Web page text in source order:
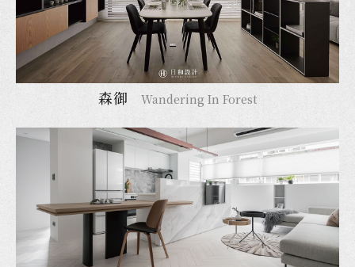
森御 Wandering In Forest